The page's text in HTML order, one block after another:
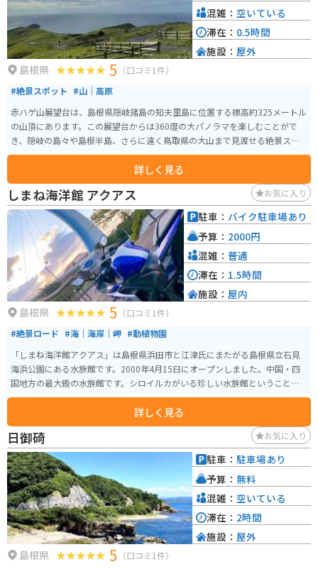
島根県 5 （口コミ1件）
#絶景スポット #山｜高原
赤ハゲ山展望台は、島根県隠岐諸島の知夫里島に位置する標高約325メートル
の山頂にあります。この展望台からは360度の大パノラマを楽しむことがで
き、隠岐の島々や島根半島、さらに遠く鳥取県の大山まで見渡せる絶景スポ
ットです。特に、カルデラ湾に浮かぶ島々の景色が美しく、晴れた日には日
本海に広がる風景が一望できます。 展望台周辺には放牧された牛がのんびり
と草を食む姿も見られます。駐車場やトイレも整備されており、自然を満喫
する観光地として人気があります。
詳しく見る
混雑： 空いている
滞在： 0.5時間
施設： 屋外
しまね海洋館 アクアス お気に入り
島根県 5 （口コミ1件）
#絶景ロード #海｜海岸｜岬 #動植物園
「しまね海洋館アクアス」は島根県浜田市と江津氏にまたがる島根県立石見
海浜公園にある水族館です。2000年4月15日にオープンしました。中国・四
国地方の最大級の水族館です。シロイルカがいる珍しい水族館ということで
有名です。シロイルカがいる水族館は日本で4つの水族館のみで、西日本で唯
一シロイルカを見ることができるのがこの「しまね海洋館アクアス」です。
バブルリングで遊ぶシロイルカがいるのが非常に魅力的です。二輪専用の駐
車場もあるのでバイクで訪れても安心の場所です。
詳しく見る
駐車： バイク駐車場あり
予算： 2000円
混雑： 普通
滞在： 1.5時間
施設： 屋内
日御碕 お気に入り
島根県 5 （口コミ1件）
駐車： 駐車場あり
予算： 無料
混雑： 空いている
滞在： 2時間
施設： 屋外